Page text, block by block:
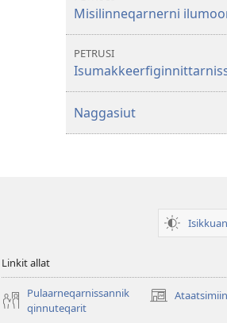
Misilinneqarnerni
PETRUSI
Naggasiut
Linkit allat
Pulaarneqarnissannik
qinnuteqarit
(opens